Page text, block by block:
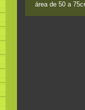
área de 50 a